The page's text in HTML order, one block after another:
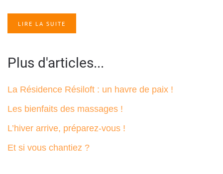
LIRE LA SUITE
Plus d'articles...
La Résidence Résiloft : un havre de paix !
Les bienfaits des massages !
L’hiver arrive, préparez-vous !
Et si vous chantiez ?